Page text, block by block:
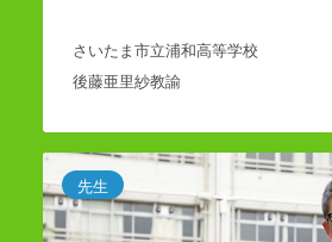
さいたま市立浦和高等学校
後藤亜里紗教諭
先生